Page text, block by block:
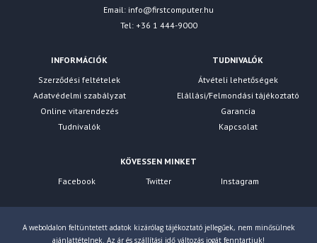
Email: info@firstcomputer.hu
Tel: +36 1 444-9000
INFORMÁCIÓK
Szerződési feltételek
Adatvédelmi szabályzat
Online vitarendezés
Tudnivalók
TUDNIVALÓK
Átvételi lehetőségek
Elállási/Felmondási tájékoztató
Garancia
Kapcsolat
KÖVESSEN MINKET
Facebook
Twitter Instagram
A weboldalon feltüntetett adatok kizárólag tájékoztató jellegűek, nem minősülnek
ajánlattételnek. Az ár és szállítási idő változás jogát fenntartjuk!